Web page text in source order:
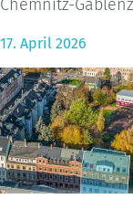
Chemnitz-Gablenz
17. April 2026